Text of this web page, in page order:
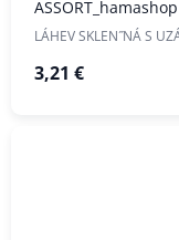
ASSORT_hamashop
LÁHEV SKLEN˝NÁ S
3,21 €